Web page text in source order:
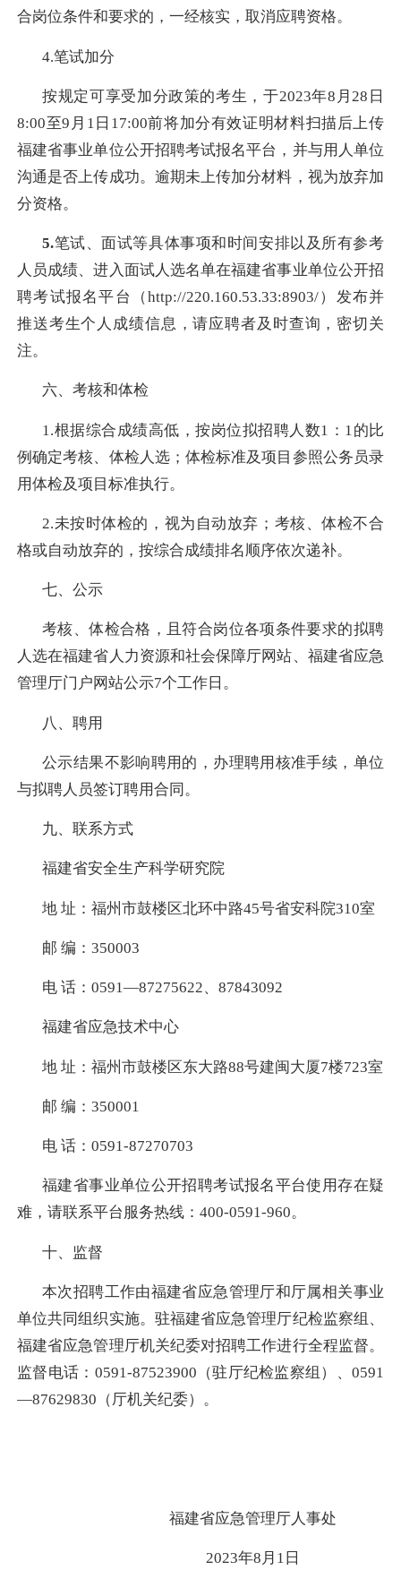
合岗位条件和要求的，一经核实，取消应聘资格。
4.笔试加分
按规定可享受加分政策的考生，于2023年8 月 28 日
8:00至9 月 1 日 17:00前将加分有效证明材料扫描后上传
福建省事业单位公开招聘考试报名平台，并与用人单位
沟通是否上传成功。逾期未上传加分材料，视为放弃加
分资格。
5.笔试、面试等具体事项和时间安排以及所有参考
人员成绩、进入面试人选名单在福建省事业单位公开招
聘考试报名平台（http://220.160.53.33:8903/）发布并
推送考生个人成绩信息，请应聘者及时查询，密切关
注。
六、考核和体检
1.根据综合成绩高低，按岗位拟招聘人数1 ： 1 的比
例确定考核、体检人选；体检标准及项目参照公务员录
用体检及项目标准执行。
2.未按时体检的，视为自动放弃；考核、体检不合
格或自动放弃的，按综合成绩排名顺序依次递补。
七、公示
考核、体检合格，且符合岗位各项条件要求的拟聘
人选在福建省人力资源和社会保障厅网站、福建省应急
管理厅门户网站公示7个工作日。
八、聘用
公示结果不影响聘用的，办理聘用核准手续，单位
与拟聘人员签订聘用合同。
九、联系方式
福建省安全生产科学研究院
地 址：福州市鼓楼区北环中路45号省安科院310室
邮 编： 350003
电 话： 0591—87275622、 87843092
福建省应急技术中心
地 址：福州市鼓楼区东大路88号建闽大厦7楼723室
邮 编： 350001
电 话： 0591-87270703
福建省事业单位公开招聘考试报名平台使用存在疑
难，请联系平台服务热线： 400-0591-960。
十、监督
本次招聘工作由福建省应急管理厅和厅属相关事业
单位共同组织实施。驻福建省应急管理厅纪检监察组、
福建省应急管理厅机关纪委对招聘工作进行全程监督。
监督电话： 0591-87523900 （驻厅纪检监察组）、 0591
—87629830 （厅机关纪委）。
福建省应急管理厅人事处
2023年8 月 1 日